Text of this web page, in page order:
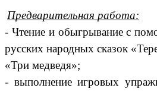
Предварительная работа:
- Чтение и обыгрывание с
русских народных сказок
«Три медведя»;
- выполнение игровых